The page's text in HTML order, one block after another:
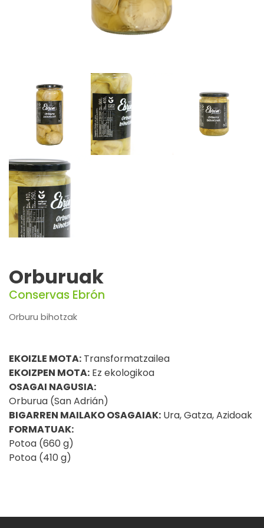
Orburuak
Conservas Ebrón
Orburu bihotzak
EKOIZLE MOTA: Transformatzailea
EKOIZPEN MOTA: Ez ekologikoa
OSAGAI NAGUSIA:
Orburua (San Adrián)
BIGARREN MAILAKO OSAGAIAK: Ura, Gatza, Azidoak
FORMATUAK:
Potoa (660 g)
Potoa (410 g)